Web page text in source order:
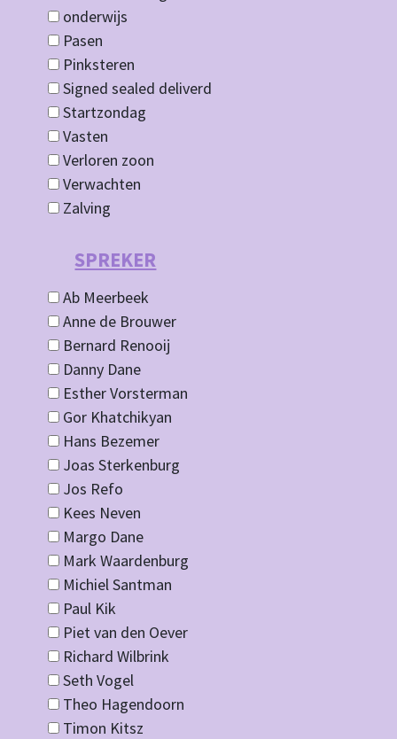
onderwijs
Pasen
Pinksteren
Signed sealed deliverd
Startzondag
Vasten
Verloren zoon
Verwachten
Zalving
SPREKER
Ab Meerbeek
Anne de Brouwer
Bernard Renooij
Danny Dane
Esther Vorsterman
Gor Khatchikyan
Hans Bezemer
Joas Sterkenburg
Jos Refo
Kees Neven
Margo Dane
Mark Waardenburg
Michiel Santman
Paul Kik
Piet van den Oever
Richard Wilbrink
Seth Vogel
Theo Hagendoorn
Timon Kitsz